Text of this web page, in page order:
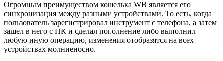
Огромным преимуществом кошелька WB является его
синхронизация между разными устройствами. То есть, когда
пользователь зарегистрировал инструмент с телефона, а затем
зашел в него с ПК и сделал пополнение либо выполнил
любую иную операцию, изменения отобразятся на всех
устройствах молниеносно.